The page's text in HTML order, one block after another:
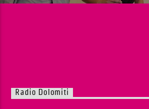
Radio Dolomiti